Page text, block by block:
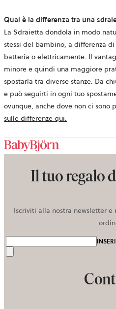
Qual è la differenza tra una
La Sdraietta dondola in modo
stessi del bambino, a differenza
batteria o elettricamente. Il
minore e quindi una maggiore
spostarla tra diverse stanze. Da
e può seguirti in ogni tuo
ovunque, anche dove non ci sono
sulle differenze qui.
Il tuo regalo
Iscriviti alla nostra newsletter e